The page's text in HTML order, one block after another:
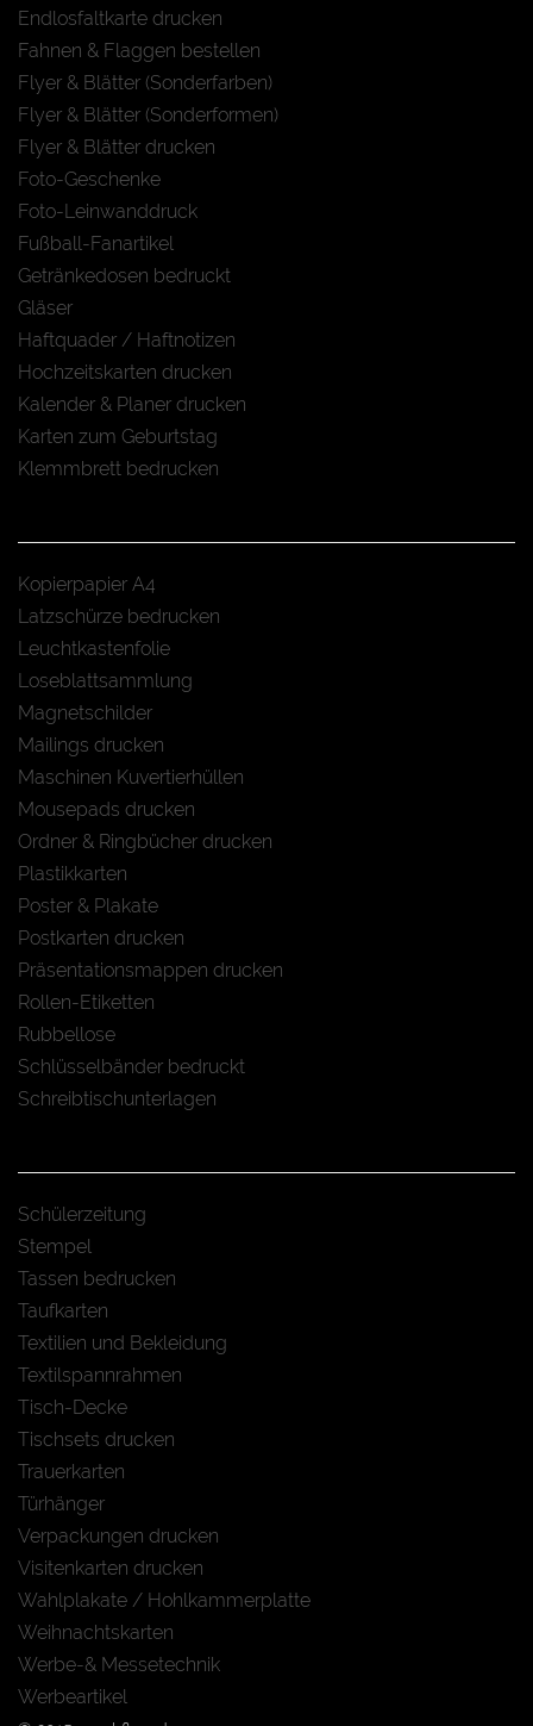
Endlosfaltkarte drucken
Fahnen & Flaggen bestellen
Flyer & Blätter (Sonderfarben)
Flyer & Blätter (Sonderformen)
Flyer & Blätter drucken
Foto-Geschenke
Foto-Leinwanddruck
Fußball-Fanartikel
Getränkedosen bedruckt
Gläser
Haftquader / Haftnotizen
Hochzeitskarten drucken
Kalender & Planer drucken
Karten zum Geburtstag
Klemmbrett bedrucken
Kopierpapier A4
Latzschürze bedrucken
Leuchtkastenfolie
Loseblattsammlung
Magnetschilder
Mailings drucken
Maschinen Kuvertierhüllen
Mousepads drucken
Ordner & Ringbücher drucken
Plastikkarten
Poster & Plakate
Postkarten drucken
Präsentationsmappen drucken
Rollen-Etiketten
Rubbellose
Schlüsselbänder bedruckt
Schreibtischunterlagen
Schülerzeitung
Stempel
Tassen bedrucken
Taufkarten
Textilien und Bekleidung
Textilspannrahmen
Tisch-Decke
Tischsets drucken
Trauerkarten
Türhänger
Verpackungen drucken
Visitenkarten drucken
Wahlplakate / Hohlkammerplatte
Weihnachtskarten
Werbe-& Messetechnik
Werbeartikel